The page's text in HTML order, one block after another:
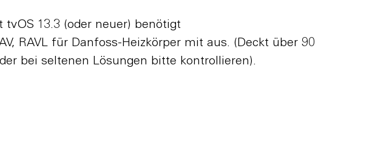
13.3 (oder neuer) benötigt
RAVL für Danfoss-Heizkörper mit aus. (Deckt über 90
bei seltenen Lösungen bitte kontrollieren).